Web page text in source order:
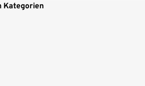
Kategorien